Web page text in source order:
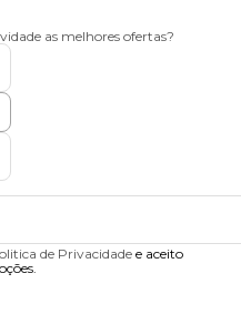
as melhores ofertas?
de Privacidadee aceito